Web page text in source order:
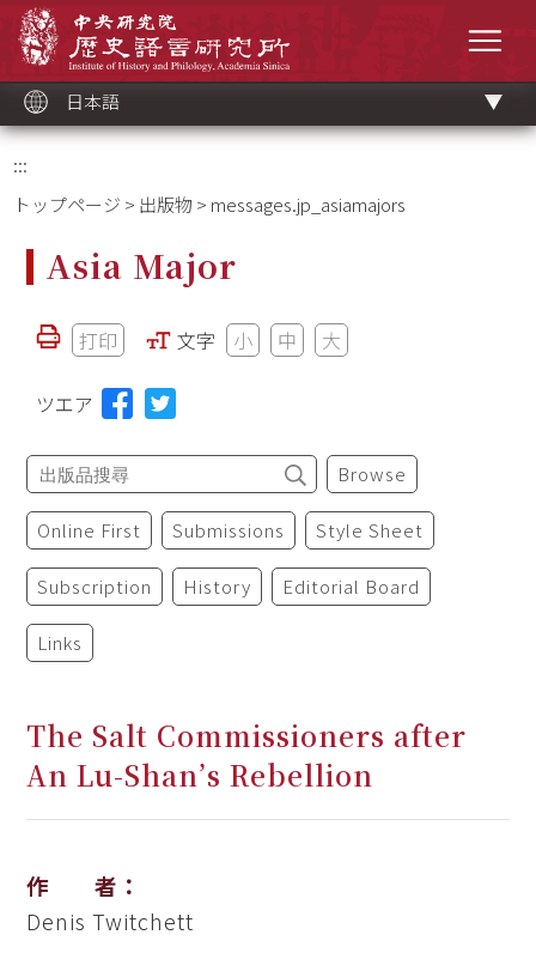
ッ
ク
日本語
:::
トップページ > 出版物 > messages.jp_asiamajors
Asia Major
打印 文字 小 中 大
ツエア
Browse
Online First Submissions Style Sheet
Subscription History Editorial Board
Links
The Salt Commissioners after
An Lu-Shan’s Rebellion
作 者：
Denis Twitchett